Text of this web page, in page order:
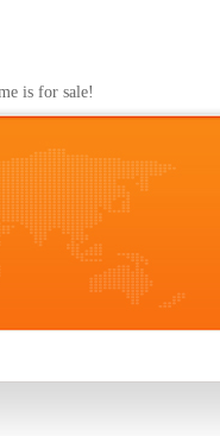
is for sale!